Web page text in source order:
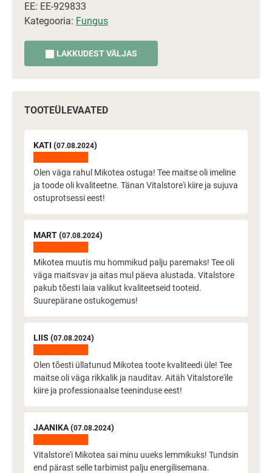
EE: EE-929833
Kategooria: Fungus
LAKKUDEST VÄLJAS
TOOTEÜLEVAATED
KATI (07.08.2024)
Olen väga rahul Mikotea ostuga! Tee maitse oli imeline
ja toode oli kvaliteetne. Tänan Vitalstore'i kiire ja sujuva
ostuprotsessi eest!
MART (07.08.2024)
Mikotea muutis mu hommikud palju paremaks! Tee oli
väga maitsvav ja aitas mul päeva alustada. Vitalstore
pakub tõesti laia valikut kvaliteetseid tooteid.
Suurepärane ostukogemus!
LIIS (07.08.2024)
Olen tõesti üllatunud Mikotea toote kvaliteedi üle! Tee
maitse oli väga rikkalik ja nauditav. Aitäh Vitalstore'ile
kiire ja professionaalse teeninduse eest!
JAANIKA (07.08.2024)
Vitalstore'i Mikotea sai minu uueks lemmikuks! Tundsin
end pärast selle tarbimist palju energilisemana.